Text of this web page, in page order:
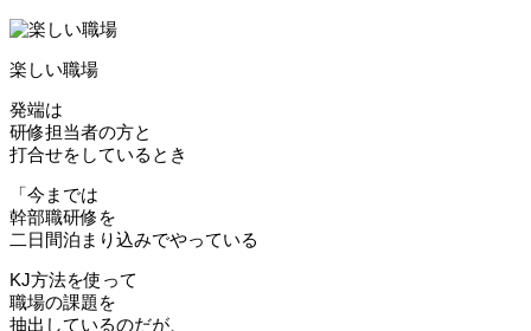
楽しい職場
発端は
研修担当者の方と
打合せをしているとき
「今までは
幹部職研修を
二日間泊まり込みでやっている
KJ方法を使って
職場の課題を
抽出しているのだが、